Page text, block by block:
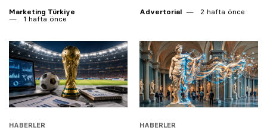
Marketing Türkiye
1 hafta önce
Advertorial 2 hafta önce
HABERLER HABERLER